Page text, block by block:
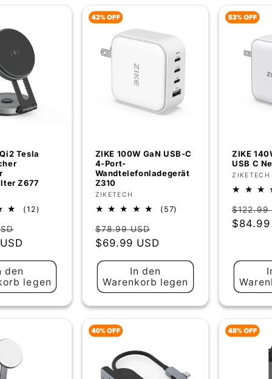
Tesla
Z677
(12)
den
legen
ZIKE 100W GaN USB-C
4-Port-
Wandtelefonladegerät
Z310
Anbieter:
ZIKETECH
(57)
Normaler
Preis
$78.99 USD
$69.99 USD
In den
Warenkorb legen
ZIKE
USB C
Anbieter:
ZIKETECH
Preis
$122.99
$84.99